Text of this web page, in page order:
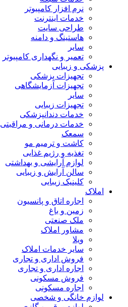
نرم افزار کامپیوتر
خدمات اینترنت
طراحی سایت
هاستینگ و دامنه
سایر
تعمیر و نگهداری کامپیوتر
پزشکی و زیبایی
تجهیزات پزشکی
تجهیزات آزمایشگاهی
سایر
تجهیزات زیبایی
خدمات دندانپزشکی
خدمات درمانی و مراقبتی
سمعک
کاشت و ترمیم مو
تغذیه و رژیم غذایی
لوازم آرایشی و بهداشتی
سالن آرایش و زیبایی
کلینیک زیبایی
املاک
اجاره اتاق و پانسیون
زمین و باغ
ملک صنعتی
مشاور املاک
ویلا
سایر خدمات املاک
فروش اداری و تجاری
اجاره اداری و تجاری
فروش مسکونی
اجاره مسکونی
لوازم خانگی و شخصی